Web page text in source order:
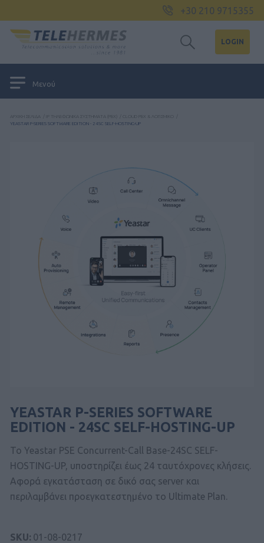
+30 210 9715355
LOGIN
Μενού
ΑΡΧΙΚΉ ΣΕΛΊΔΑ IP ΤΗΛΕΦΩΝΙΚΆ ΣΥΣΤΉΜΑΤΑ (PBX) CLOUD PBX & ΛΟΓΙΣΜΙΚΌ
YEASTAR P-SERIES SOFTWARE EDITION - 24SC SELF-HOSTING-UP
YEASTAR P-SERIES SOFTWARE
EDITION - 24SC SELF-HOSTING-UP
Το Yeastar PSE Concurrent-Call Base-24SC SELF-
HOSTING-UP, υποστηρίζει έως 24 ταυτόχρονες κλήσεις.
Αφορά εγκατάσταση σε δικό σας server και
περιλαμβάνει προεγκατεστημένο το Ultimate Plan.
SKU: 01-08-0217